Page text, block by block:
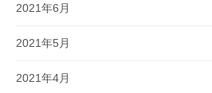
2021年6月
2021年5月
2021年4月